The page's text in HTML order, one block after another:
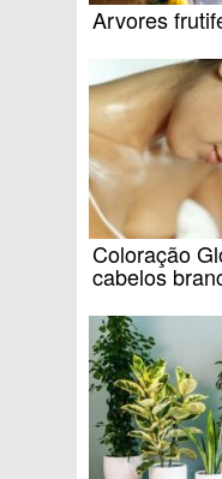
Arvores
Coloração
cabelos